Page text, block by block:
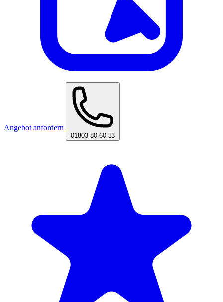
Angebot anfordern
01803 80 60 33